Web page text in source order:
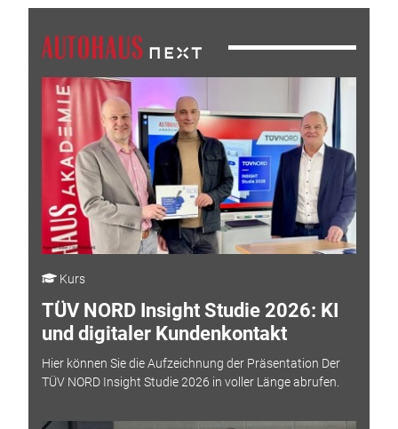
Kurs
TÜV NORD Insight Studie 2026: KI
und digitaler Kundenkontakt
Hier können Sie die Aufzeichnung der Präsentation Der
TÜV NORD Insight Studie 2026 in voller Länge abrufen.